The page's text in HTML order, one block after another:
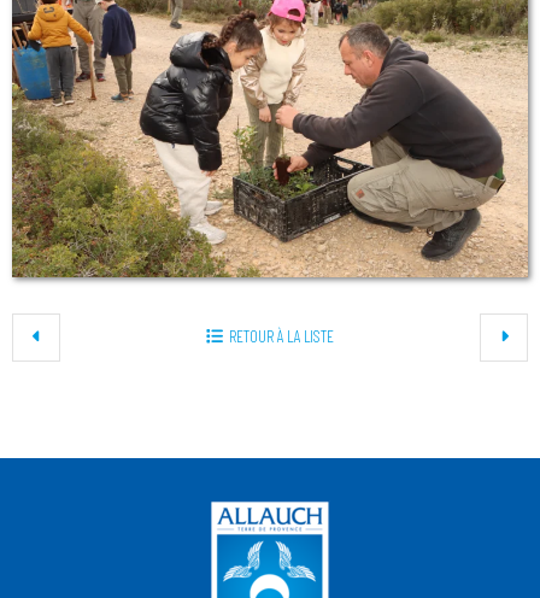
RETOUR À LA LISTE